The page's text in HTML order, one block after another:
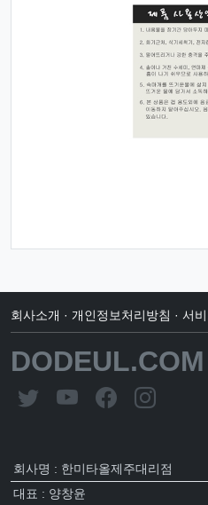
회사소개 · 개인정보처리방침 · 서
DODEUL.COM
회사명 : 한미타올제주대리점
대표 : 양창윤